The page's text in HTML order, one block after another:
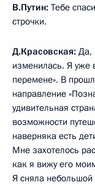
В.Путин: Тебе
строчки.
Д.Красовская: Да,
изменилась. Я уже
перемене». В
направление
удивительная
возможности
наверняка есть
Мне захотелось
как я вижу его
Я сняла